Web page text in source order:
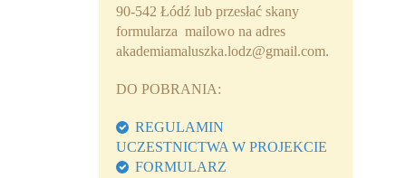
90-542 Łódź lub przesłać skany
formularza mailowo na adres
akademiamaluszka.lodz@gmail.com.
DO POBRANIA:
REGULAMIN
UCZESTNICTWA W PROJEKCIE
FORMULARZ